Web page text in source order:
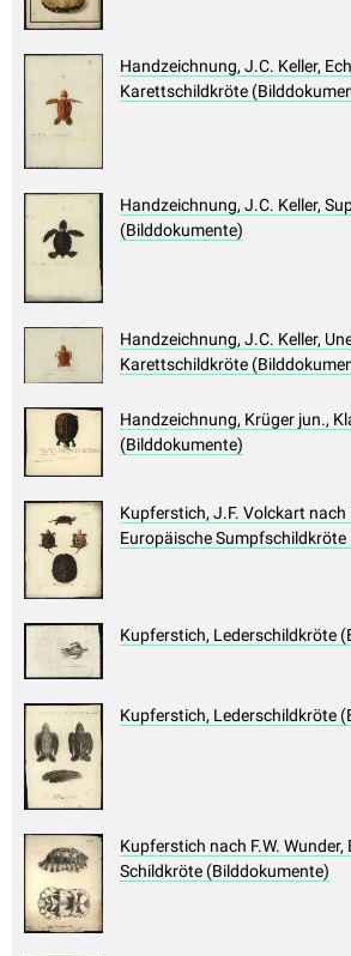
Handzeichnung, J.C. Keller,
Karettschildkröte
Handzeichnung, J.C. Keller,
(Bilddokumente)
Handzeichnung, J.C. Keller,
Karettschildkröte
Handzeichnung, Krüger jun.,
(Bilddokumente)
Kupferstich, J.F. Volckart nach
Europäische
Kupferstich, Lederschildkröte
Kupferstich, Lederschildkröte
Kupferstich nach F.W. Wunder,
Schildkröte (Bilddokumente)